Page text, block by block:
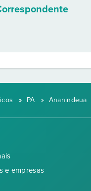
» PA » Ananindeua
e empresas